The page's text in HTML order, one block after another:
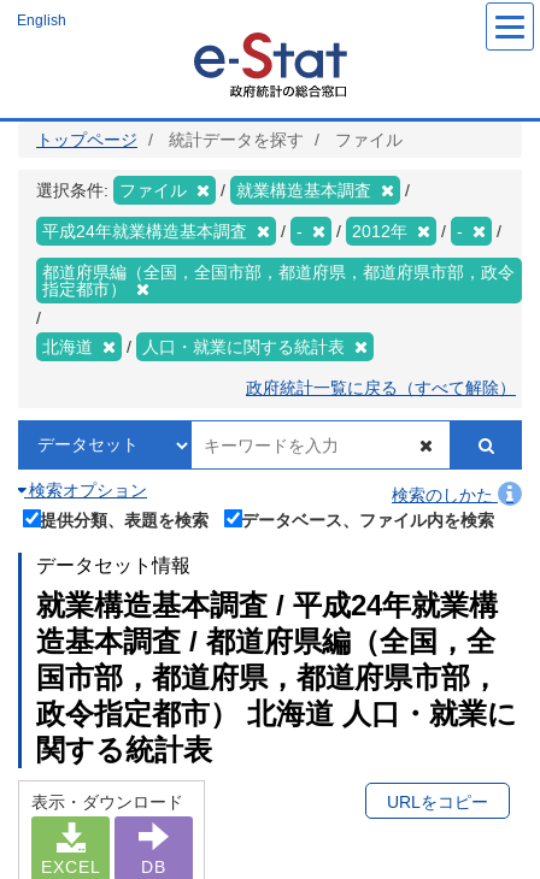
ツ
English
トップページ 統計データを探す ファイル
選択条件: ファイル 就業構造基本調査
平成24年就業構造基本調査 - 2012年 -
都道府県編（全国，全国市部，都道府県，都道府県市部，政令
指定都市）
北海道 人口・就業に関する統計表
政府統計一覧に戻る（すべて解除）
検索オプション
検索のしかた
提供分類、表題を検索
データベース、ファイル内を検索
データセット情報
就業構造基本調査 / 平成24年就業構
造基本調査 / 都道府県編（全国，全
国市部，都道府県，都道府県市部，
政令指定都市） 北海道 人口・就業に
関する統計表
表示・ダウンロード
EXCEL DB
URLをコピー